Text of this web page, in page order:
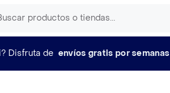
Disfruta de envíos gratis por semanas